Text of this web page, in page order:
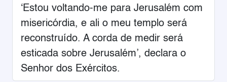
‘Estou voltando-me para Jerusalém com
misericórdia, e ali o meu templo será
reconstruído. A corda de medir será
esticada sobre Jerusalém’, declara o
Senhor dos Exércitos.